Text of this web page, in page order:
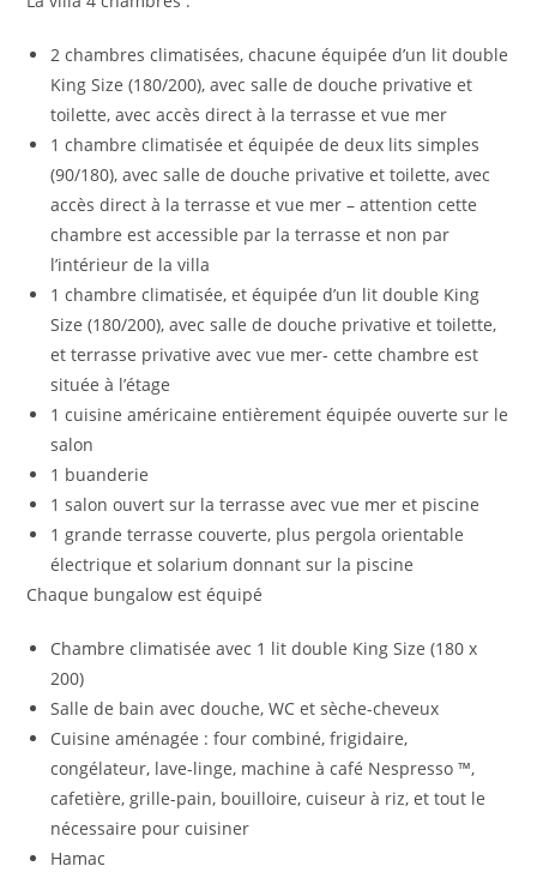
2 chambres climatisées, chacune équipée d’un lit double
King Size (180/200), avec salle de douche privative et
toilette, avec accès direct à la terrasse et vue mer
1 chambre climatisée et équipée de deux lits simples
(90/180), avec salle de douche privative et toilette, avec
accès direct à la terrasse et vue mer – attention cette
chambre est accessible par la terrasse et non par
l’intérieur de la villa
1 chambre climatisée, et équipée d’un lit double King
Size (180/200), avec salle de douche privative et toilette,
et terrasse privative avec vue mer- cette chambre est
située à l’étage
1 cuisine américaine entièrement équipée ouverte sur le
salon
1 buanderie
1 salon ouvert sur la terrasse avec vue mer et piscine
1 grande terrasse couverte, plus pergola orientable
électrique et solarium donnant sur la piscine
Chaque bungalow est équipé
Chambre climatisée avec 1 lit double King Size (180 x
200)
Salle de bain avec douche, WC et sèche-cheveux
Cuisine aménagée : four combiné, frigidaire,
congélateur, lave-linge, machine à café Nespresso ™,
cafetière, grille-pain, bouilloire, cuiseur à riz, et tout le
nécessaire pour cuisiner
Hamac